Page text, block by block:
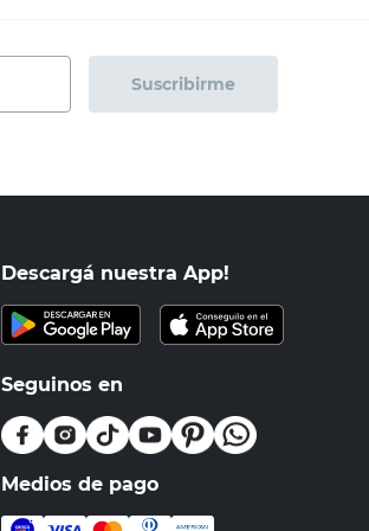
Suscribirme
Descargá nuestra App!
Seguinos en
Medios de pago